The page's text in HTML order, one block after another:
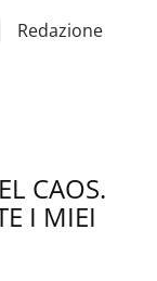
Redazione
CAOS.
I MIEI